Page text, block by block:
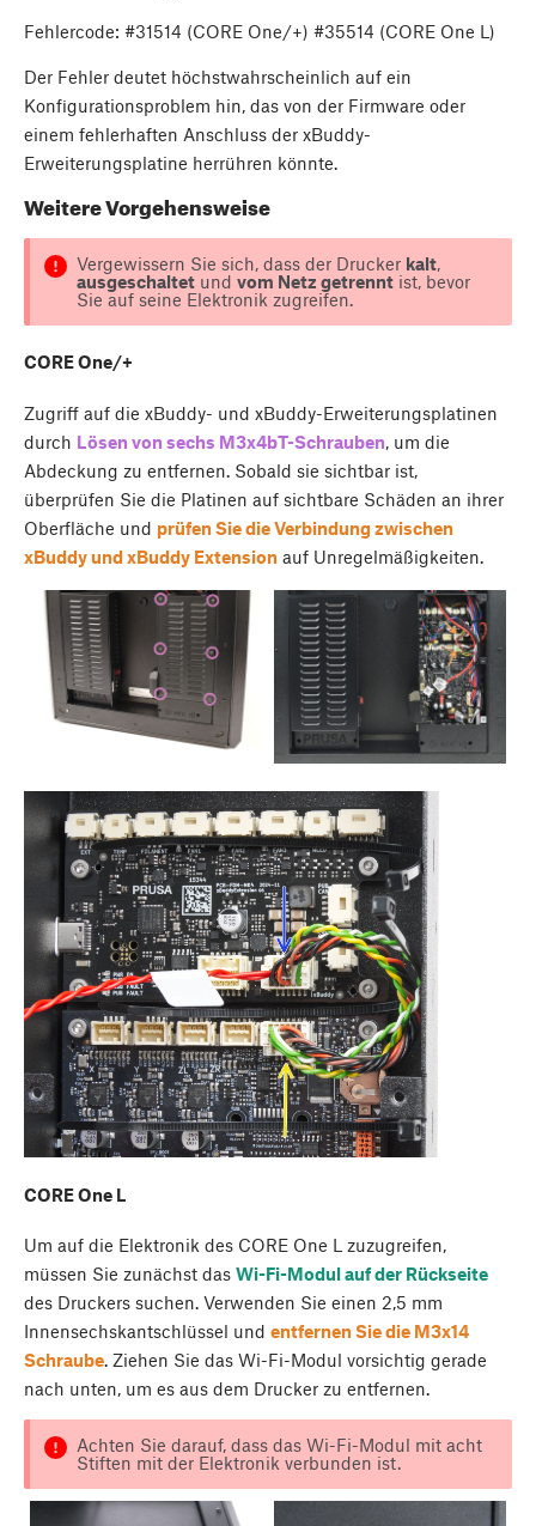
Fehlercode: #31514 (CORE One/+) #35514 (CORE One L)
Der Fehler deutet höchstwahrscheinlich auf ein
Konfigurationsproblem hin, das von der Firmware oder
einem fehlerhaften Anschluss der xBuddy-
Erweiterungsplatine herrühren könnte.
Weitere Vorgehensweise
Vergewissern Sie sich, dass der Drucker kalt,
ausgeschaltetund vom Netz getrenntist, bevor
Sie auf seine Elektronik zugreifen.
CORE One/+
Zugriff auf die xBuddy- und xBuddy-Erweiterungsplatinen
durch Lösen von sechs M3x4bT-Schrauben, um die
Abdeckung zu entfernen. Sobald sie sichtbar ist,
überprüfen Sie die Platinen auf sichtbare Schäden an ihrer
Oberfläche und prüfen Sie die Verbindung zwischen
xBuddy und xBuddy Extension auf Unregelmäßigkeiten.
CORE One L
Um auf die Elektronik des CORE One L zuzugreifen,
müssen Sie zunächst das Wi-Fi-Modul auf der Rückseite
des Druckers suchen. Verwenden Sie einen 2,5 mm
Innensechskantschlüssel und entfernen Sie die M3x14
Schraube. Ziehen Sie das Wi-Fi-Modul vorsichtig gerade
nach unten, um es aus dem Drucker zu entfernen.
Achten Sie darauf, dass das Wi-Fi-Modul mit acht
Stiften mit der Elektronik verbunden ist.